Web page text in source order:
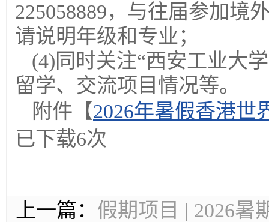
225058889，与往届参加境
请说明年级和专业；
(4)同时关注“西安工业大
留学、交流项目情况等。
附件【2026年暑假香港世
已下载6次
上一篇： 假期项目 | 2026暑